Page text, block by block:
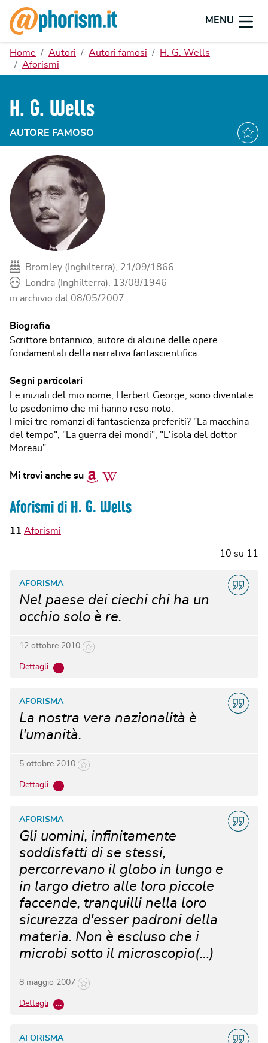
MENU
Home Autori Autori famosi
H. G. Wells
Aforismi
H. G. Wells
AUTORE FAMOSO
Bromley (Inghilterra), 21/09/1866
Londra (Inghilterra), 13/08/1946
in archivio dal 08/05/2007
Biografia
Scrittore britannico, autore di alcune delle opere
fondamentali della narrativa fantascientifica.
Segni particolari
Le iniziali del mio nome, Herbert George, sono diventate
lo psedonimo che mi hanno reso noto.
I miei tre romanzi di fantascienza preferiti? "La macchina
del tempo", "La guerra dei mondi", "L'isola del dottor
Moreau".
Mi trovi anche su AmazonWikipedia
Aforismi di H. G. Wells
11 Aforismi
10 su 11
Nel paese dei ciechi chi ha un
occhio solo è re.
AFORISMA
12 ottobre 2010
Dettagli …
La nostra vera nazionalità è
l'umanità.
AFORISMA
5 ottobre 2010
Dettagli …
Gli uomini, infinitamente
soddisfatti di se stessi,
percorrevano il globo in lungo e
in largo dietro alle loro piccole
faccende, tranquilli nella loro
sicurezza d'esser padroni della
materia. Non è escluso che i
microbi sotto il microscopio(…)
AFORISMA
8 maggio 2007
Dettagli …
AFORISMA